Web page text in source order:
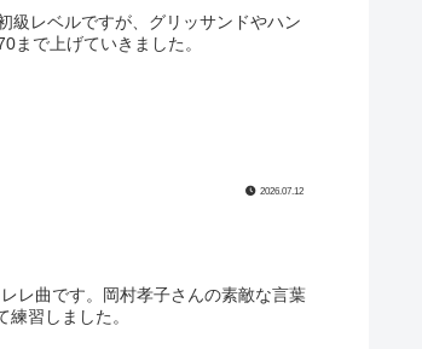
級レベルですが、グリッサンドやハン
で上げていきました。
2026.07.12
レ曲です。岡村孝子さんの素敵な言葉
習しました。